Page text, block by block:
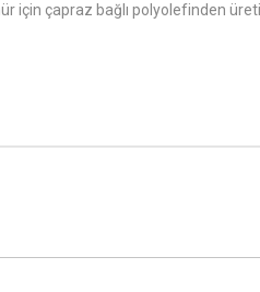
için çapraz bağlı polyolefinden